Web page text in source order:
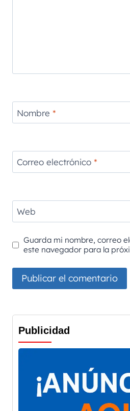
Nombre *
Correo electrónico *
Web
Guarda mi nombre, correo
este navegador para la
Publicidad